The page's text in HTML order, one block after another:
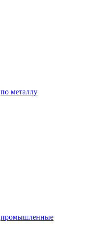
по металлу
промышленные